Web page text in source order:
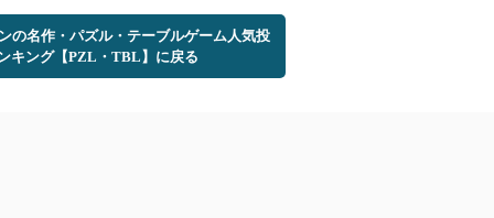
ンの名作・パズル・テーブルゲーム人気投
キング【PZL・TBL】に戻る